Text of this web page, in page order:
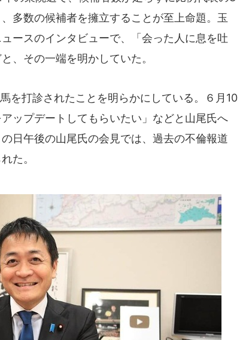
多数の候補者を擁立することが至上命題。玉
ースのインタビューで、「会った人に息を吐
、その一端を明かしていた。
を打診されたことを明らかにしている。６月10
ップデートしてもらいたい」などと山尾氏へ
日午後の山尾氏の会見では、過去の不倫報道
た。